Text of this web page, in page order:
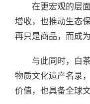
在更宏观的层
增收，也推动生态
再只是商品，而成
与此同时，白
物质文化遗产名录
价值，也具备全球